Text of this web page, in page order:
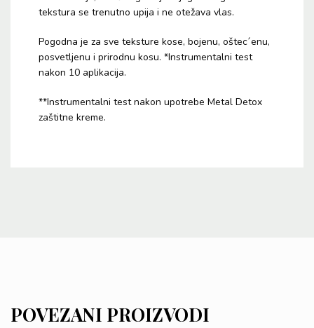
tekstura se trenutno upija i ne otežava vlas.
Pogodna je za sve teksture kose, bojenu, oštec´enu,
posvetljenu i prirodnu kosu. *Instrumentalni test
nakon 10 aplikacija.
**Instrumentalni test nakon upotrebe Metal Detox
zaštitne kreme.
POVEZANI PROIZVODI